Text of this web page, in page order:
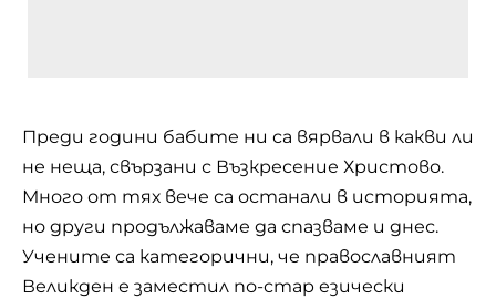
Преди години бабите ни са вярвали в какви ли
не неща, свързани с Възкресение Христово.
Много от тях вече са останали в историята,
но други продължаваме да спазваме и днес.
Учените са категорични, че православният
Великден е заместил по-стар езически